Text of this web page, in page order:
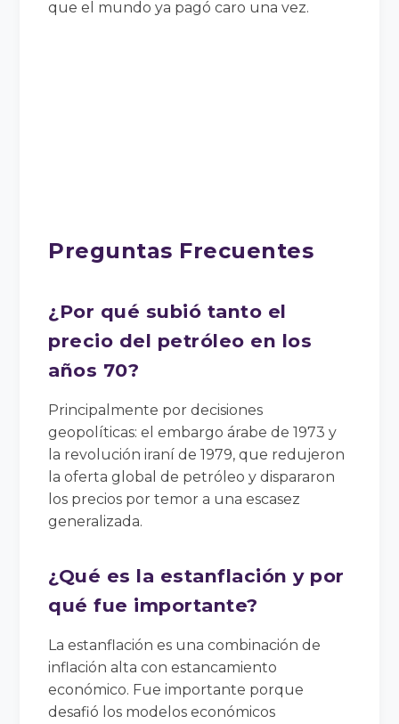
que el mundo ya pagó caro una vez.
Preguntas Frecuentes
¿Por qué subió tanto el
precio del petróleo en los
años 70?
Principalmente por decisiones
geopolíticas: el embargo árabe de 1973 y
la revolución iraní de 1979, que redujeron
la oferta global de petróleo y dispararon
los precios por temor a una escasez
generalizada.
¿Qué es la estanflación y por
qué fue importante?
La estanflación es una combinación de
inflación alta con estancamiento
económico. Fue importante porque
desafió los modelos económicos